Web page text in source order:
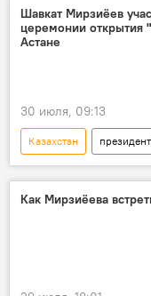
игры
турнир
открытие
Шавкат Мирзиёев
церемонии открытия
Астане
30 июля, 09:13
Казахстан
Шавкат Мирзиёев
церемония
Как Мирзиёева